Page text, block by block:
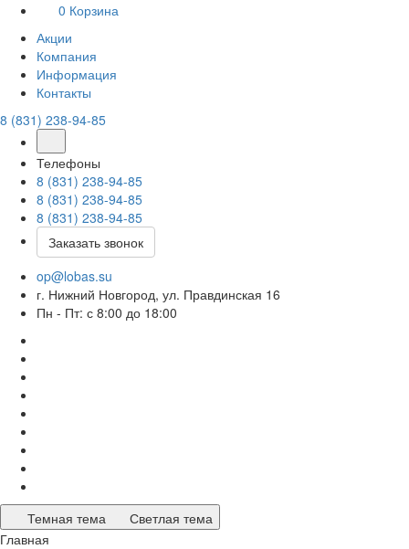
0 Корзина
Акции
Компания
Информация
Контакты
8 (831) 238-94-85
Телефоны
8 (831) 238-94-85
8 (831) 238-94-85
8 (831) 238-94-85
Заказать звонок
op@lobas.su
г. Нижний Новгород, ул. Правдинская 16
Пн - Пт: с 8:00 до 18:00
Темная тема
Светлая тема
Главная